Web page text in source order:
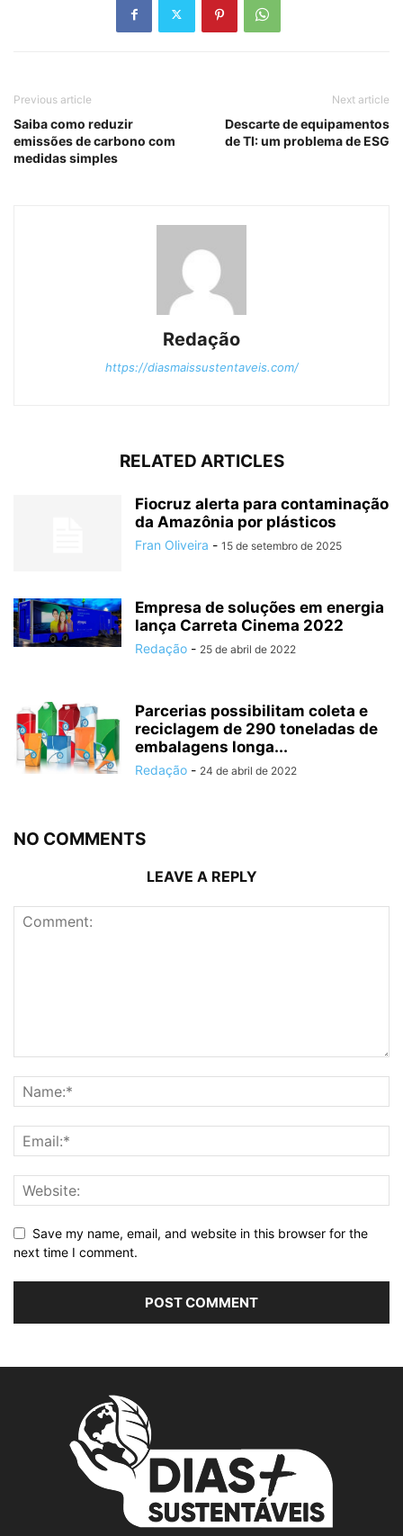
Previous article
Saiba como reduzir
emissões de carbono com
medidas simples
Next article
Descarte de equipamentos
de TI: um problema de ESG
Redação
https://diasmaissustentaveis.com/
RELATED ARTICLES
Fiocruz alerta para contaminação
da Amazônia por plásticos
Fran Oliveira - 15 de setembro de 2025
Empresa de soluções em energia
lança Carreta Cinema 2022
Redação - 25 de abril de 2022
Parcerias possibilitam coleta e
reciclagem de 290 toneladas de
embalagens longa...
Redação - 24 de abril de 2022
NO COMMENTS
LEAVE A REPLY
Save my name, email, and website in this browser for the
next time I comment.